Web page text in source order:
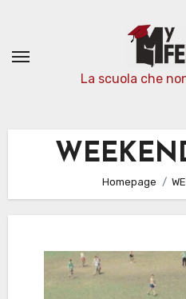
contenuto
La scuola che
Homepage